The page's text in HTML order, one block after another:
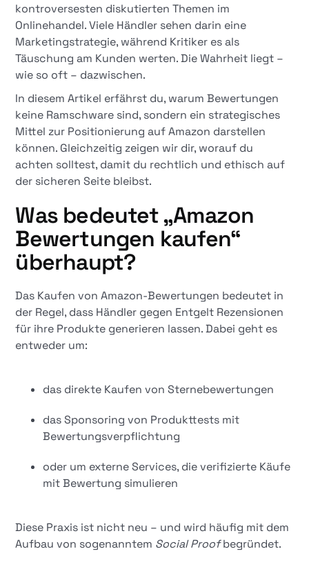
kontroversesten diskutierten Themen im
Onlinehandel. Viele Händler sehen darin eine
Marketingstrategie, während Kritiker es als
Täuschung am Kunden werten. Die Wahrheit liegt –
wie so oft – dazwischen.
In diesem Artikel erfährst du, warum Bewertungen
keine Ramschware sind, sondern ein strategisches
Mittel zur Positionierung auf Amazon darstellen
können. Gleichzeitig zeigen wir dir, worauf du
achten solltest, damit du rechtlich und ethisch auf
der sicheren Seite bleibst.
Was bedeutet „Amazon
Bewertungen kaufen“
überhaupt?
Das Kaufen von Amazon-Bewertungen bedeutet in
der Regel, dass Händler gegen Entgelt Rezensionen
für ihre Produkte generieren lassen. Dabei geht es
entweder um:
das direkte Kaufen von Sternebewertungen
das Sponsoring von Produkttests mit
Bewertungsverpflichtung
oder um externe Services, die verifizierte Käufe
mit Bewertung simulieren
Diese Praxis ist nicht neu – und wird häufig mit dem
Aufbau von sogenanntem Social Proofbegründet.